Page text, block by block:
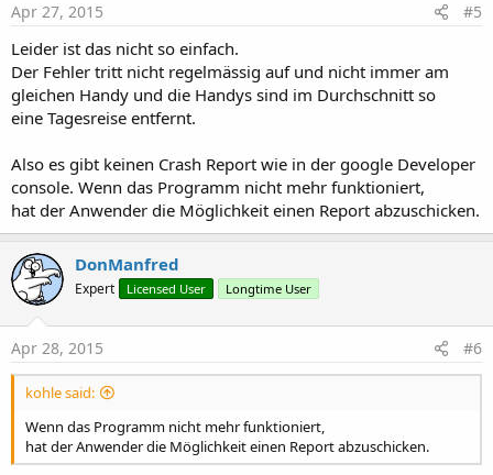
Apr 27, 2015 #5
Leider ist das nicht so einfach.
Der Fehler tritt nicht regelmässig auf und nicht immer am
gleichen Handy und die Handys sind im Durchschnitt so
eine Tagesreise entfernt.
Also es gibt keinen Crash Report wie in der google Developer
console. Wenn das Programm nicht mehr funktioniert,
hat der Anwender die Möglichkeit einen Report abzuschicken.
DonManfred
Expert Licensed User Longtime User
Apr 28, 2015 #6
kohle said:
Wenn das Programm nicht mehr funktioniert,
hat der Anwender die Möglichkeit einen Report abzuschicken.